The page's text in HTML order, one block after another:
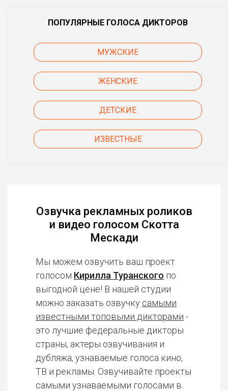
ПОПУЛЯРНЫЕ ГОЛОСА ДИКТОРОВ
МУЖСКИЕ
ЖЕНСКИЕ
ДЕТСКИЕ
ИЗВЕСТНЫЕ
Озвучка рекламных роликов
и видео голосом Скотта
Мескади
Мы можем озвучить ваш проект
голосом Кирилла Туранского по
выгодной цене! В нашей студии
можно заказать озвучку самыми
известными топовыми дикторами -
это лучшие федеральные дикторы
страны, актеры озвучивания и
дубляжа, узнаваемые голоса кино,
ТВ и рекламы. Озвучивайте проекты
самыми узнаваемыми голосами в